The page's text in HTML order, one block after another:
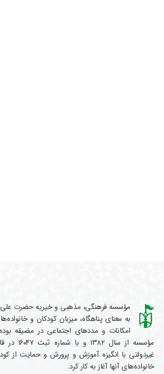
مؤسسه فرهنگی، مذهبی و خیریه حضرت
به معنای پناهگاه، میزبان کودکان و
امکانات و مددهای اجتماعی در مضیقه
مؤسسه
غیردولتی با انگیزه آموزش و پرورش و حمایت از
خانواده‌های آنها آغاز به کار کرد.